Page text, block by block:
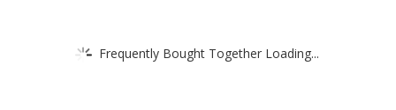
Frequently Bought Together Loading...